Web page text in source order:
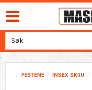
FESTENE INSEX SKRU